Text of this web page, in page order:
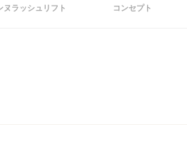
ヌラッシュリフト コンセプト